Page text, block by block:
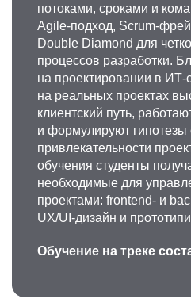
потоками, сроками и
Agile-подход, Scrum-
Double Diamond для
процессов разработки.
на проектировании в
на реальных проектах
клиентский путь,
и формулируют гипотезы
привлекательности
обучения студенты
необходимые для
проектами: frontend- и
UX/UI-дизайн и
Обучение на треке